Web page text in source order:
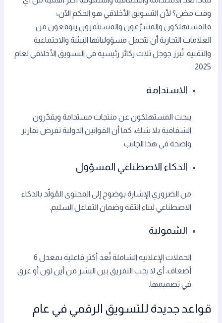
وقت مضى؟ لأن التسويق الأخلاقي هو الحكم الآن،؛
فالمستهلكون والمشرّعون والمستثمرون يتوقعون من
العلامات التجارية أن تتحمل مسؤولياتها البيئية والاجتماعية
والتقنية. تُبرز جوجل ثلاث ركائز رئيسية في التسويق الأخلاقي لعام
2025:
الاستدامة
يبحث المستهلكون عن منتجات مستدامة ويقدّرون
الشفافية بلا شك، كما أن القوانين الدولية تفرض تقارير
واضحة في هذا الجانب.
الذكاء الاصطناعي المسؤول
من الضروري الإشارة بوضوح إلى المحتوى المُولّد بالذكاء
الاصطناعي لبناء الثقة وضمان التفاعل السليم.
الشمولية
الحملات الإعلانية الشاملة تُعد أكثر فاعلية بمعدل 6
أضعاف، أي لا يجب التفريق بين البشر من أين لون أو عرق
في تصميمها.
قواعد جديدة للتسويق الرقمي في عام